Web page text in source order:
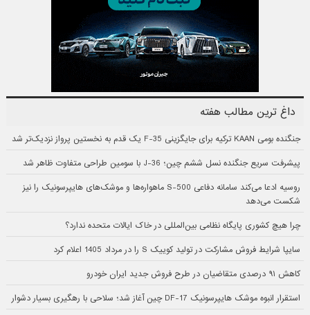
داغ ترین مطالب هفته
جنگنده بومی KAAN ترکیه برای جایگزینی F-35 یک قدم به نخستین پرواز نزدیک‌تر شد
پیشرفت سریع جنگنده نسل ششم چین؛ J-36 با سومین طراحی متفاوت ظاهر شد
روسیه ادعا می‌کند سامانه دفاعی S-500 ماهواره‌ها و موشک‌های هایپرسونیک را نیز
شکست می‌دهد
چرا هیچ کشوری پایگاه نظامی بین‌المللی در خاک ایالات متحده ندارد؟
سایپا شرایط فروش مشارکت در تولید کوییک S را در مرداد 1405 اعلام کرد
کاهش ۹۱ درصدی متقاضیان در طرح فروش جدید ایران خودرو
استقرار انبوه موشک هایپرسونیک DF-17 چین آغاز شد؛ سلاحی با رهگیری بسیار دشوار